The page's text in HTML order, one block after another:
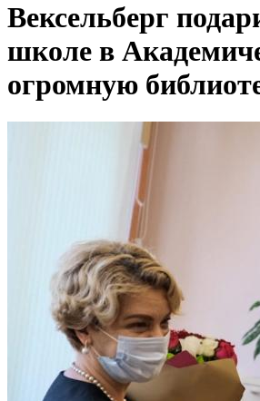
Вексельберг
школе в
огромную